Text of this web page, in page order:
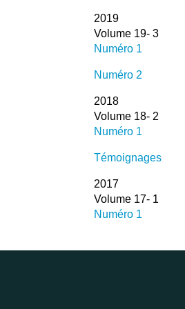
2019
Volume 19- 3
Numéro 1
Numéro 2
2018
Volume 18- 2
Numéro 1
Témoignages
2017
Volume 17- 1
Numéro 1